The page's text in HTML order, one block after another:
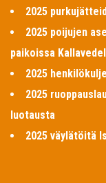
2025
2025 poijujen
paikoissa
2025
2025
luotausta
2025 väylätöitä